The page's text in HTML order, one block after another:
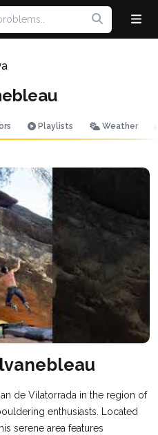
Playlists Weather
de Vilatorrada in the region of
enthusiasts. Located
serene area features